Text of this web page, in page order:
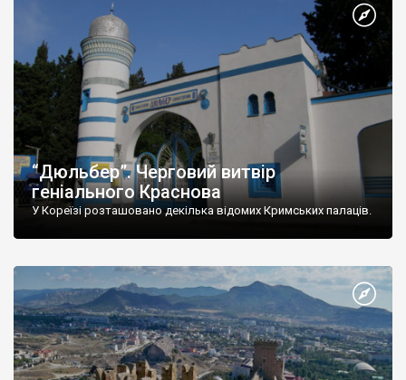
“Дюльбер”. Черговий витвір
геніального Краснова
У Кореїзі розташовано декілька відомих Кримських палаців.